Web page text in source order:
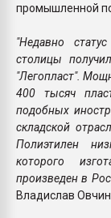
промышленной
"Недавно
столицы
"Легопласт".
400 тысяч
подобных
складской
Полиэтилен
которого
произведен в
Владислав